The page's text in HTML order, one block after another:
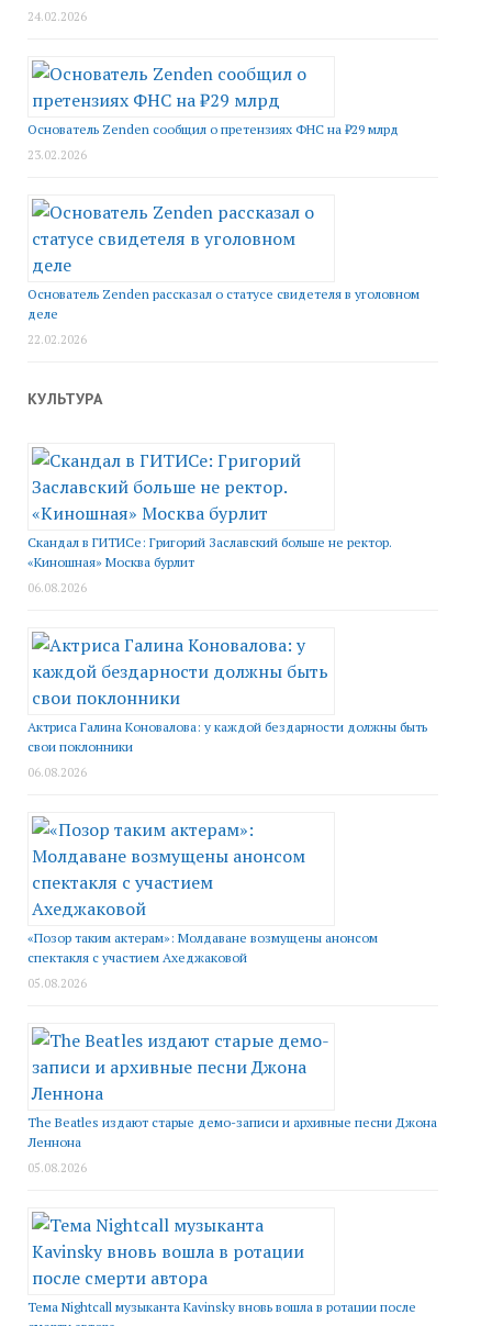
24.02.2026
Основатель Zenden сообщил о претензиях ФНС на ₽29 млрд
23.02.2026
Основатель Zenden рассказал о статусе свидетеля в уголовном
деле
22.02.2026
КУЛЬТУРА
Скандал в ГИТИСе: Григорий Заславский больше не ректор.
«Киношная» Москва бурлит
06.08.2026
Актриса Галина Коновалова: у каждой бездарности должны быть
свои поклонники
06.08.2026
«Позор таким актерам»: Молдаване возмущены анонсом
спектакля с участием Ахеджаковой
05.08.2026
The Beatles издают старые демо-записи и архивные песни Джона
Леннона
05.08.2026
Тема Nightcall музыканта Kavinsky вновь вошла в ротации после